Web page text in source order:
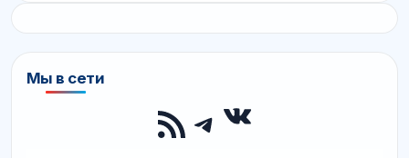
Мы в сети
RSS-лента
Telegram
ВКонтакте